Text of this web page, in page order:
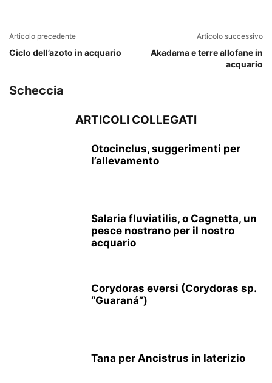
Articolo precedente
Ciclo dell’azoto in acquario
Articolo successivo
Akadama e terre allofane in
acquario
Scheccia
ARTICOLI COLLEGATI
Otocinclus, suggerimenti per
l’allevamento
Salaria fluviatilis, o Cagnetta, un
pesce nostrano per il nostro
acquario
Corydoras eversi (Corydoras sp.
“Guaraná”)
Tana per Ancistrus in laterizio